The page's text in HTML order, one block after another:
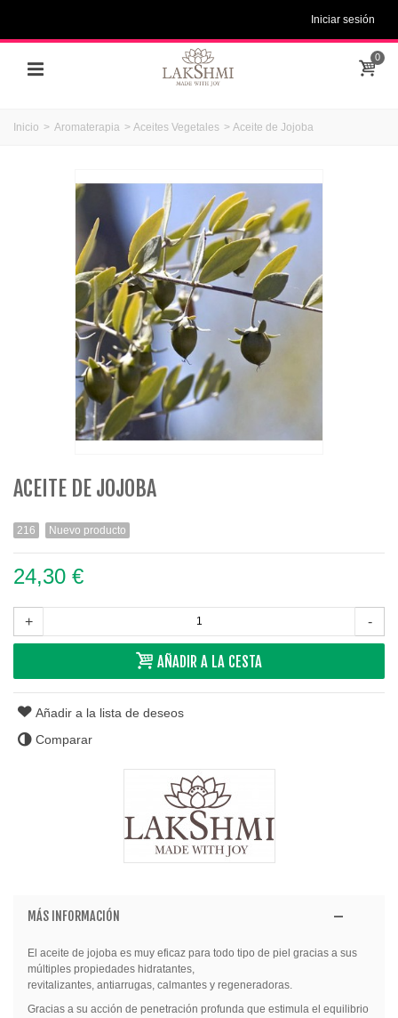
Iniciar sesión
0
Inicio > Aromaterapia > Aceites Vegetales > Aceite de Jojoba
ACEITE DE JOJOBA
216 Nuevo producto
24,30 €
-
+
AÑADIR A LA CESTA
Añadir a la lista de deseos
Comparar
MÁS INFORMACIÓN
El aceite de jojoba es muy eficaz para todo tipo de piel gracias a sus
múltiples propiedades hidratantes,
revitalizantes, antiarrugas, calmantes y regeneradoras.
Gracias a su acción de penetración profunda que estimula el equilibrio